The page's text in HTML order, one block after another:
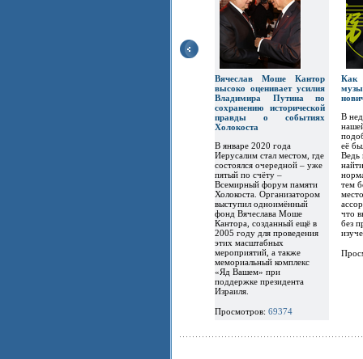
Вячеслав Моше Кантор
высоко оценивает усилия
Владимира Путина по
сохранению исторической
правды о событиях
Холокоста
В январе 2020 года
Иерусалим стал местом, где
состоялся очередной – уже
пятый по счёту –
Всемирный форум памяти
Холокоста. Организатором
выступил одноимённый
фонд Вячеслава Моше
Кантора, созданный ещё в
2005 году для проведения
этих масштабных
мероприятий, а также
мемориальный комплекс
«Яд Вашем» при
поддержке президента
Израиля.
Просмотров: 69374
В
её
Ведь
тем
что
без